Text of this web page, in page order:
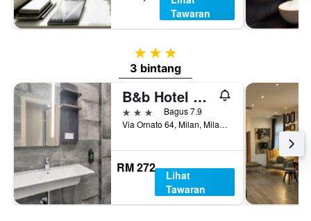
Tawaran
3 bintang
3 bintang
B&b Hotel Milano Ornato
3 bintangBagus 7.9
Via Ornato 64, Milan, Milano, Itali
RM 272
Lihat
Tawaran